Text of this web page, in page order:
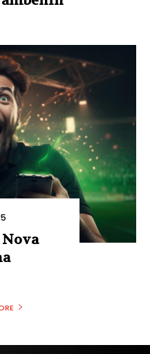
Nova